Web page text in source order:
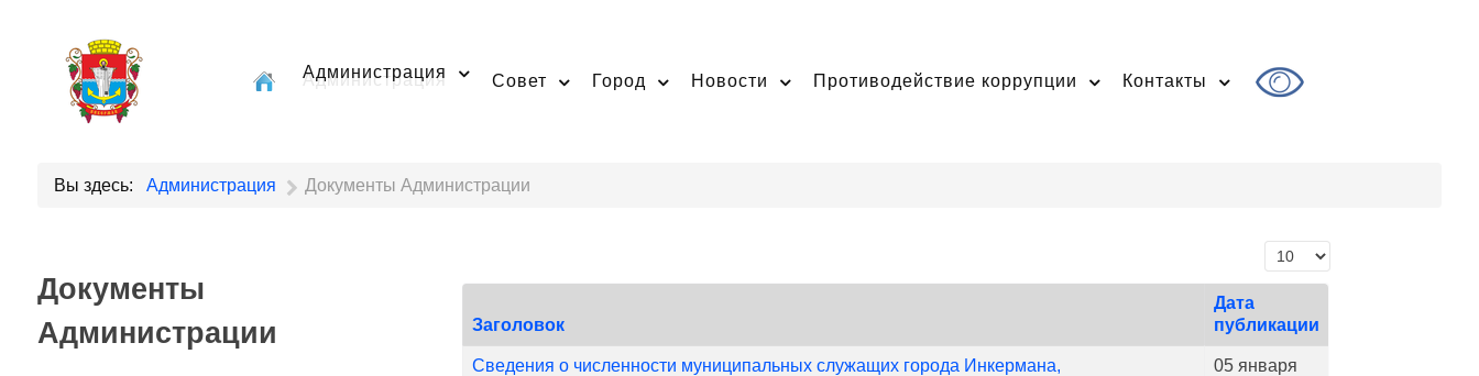
Администрация Совет Город Новости Противодействие коррупции Контакты
Вы здесь: Администрация Документы Администрации
Документы
Администрации
Кол-во строк:
Заголовок
Дата
публикации
Сведения о численности муниципальных служащих города Инкермана,
05 января